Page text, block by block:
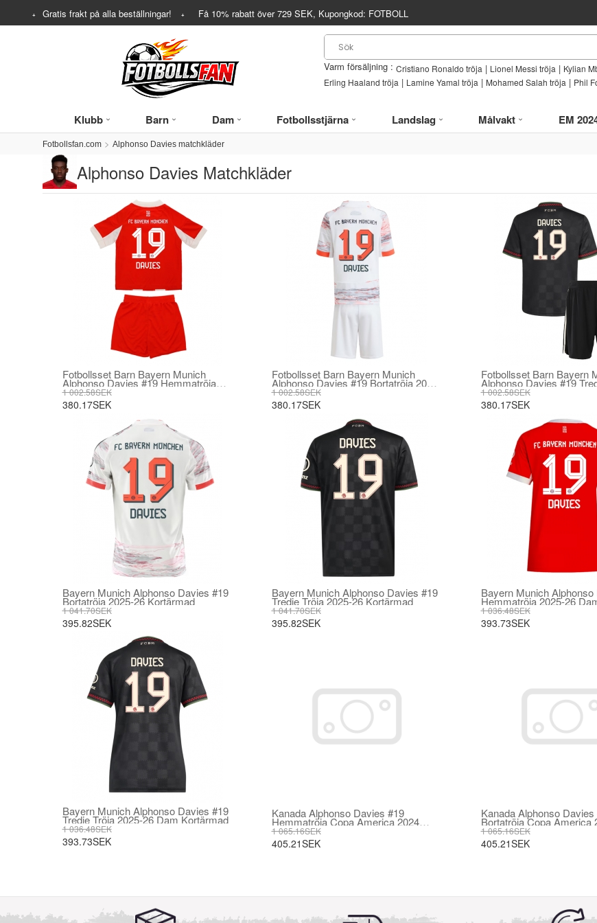
Gratis frakt på alla beställningar! Få 10% rabatt över729 SEK, Kupongkod: FOTBOLL
Varm försäljning : Cristiano Ronaldo tröja | Lionel Messi tröja | Kylian
Erling Haaland tröja | Lamine Yamal tröja | Mohamed Salah tröja | Phil
Klubb Barn Dam Fotbollsstjärna Landslag Målvakt EM
Fotbollsfan.com Alphonso Davies matchkläder
Alphonso Davies Matchkläder
Fotbollsset Barn Bayern Munich
Alphonso Davies #19 Hemmatröja
2025-26 Mini-Kit Kortärmad (+ korta
byxor)
1 002.58SEK
380.17SEK
Fotbollsset Barn Bayern Munich
Alphonso Davies #19 Bortatröja 2025-
26 Mini-Kit Kortärmad (+ korta byxor)
1 002.58SEK
380.17SEK
Fotbollsset Barn Bayern
Alphonso Davies #19
2025-26 Mini-Kit
byxor)
1 002.58SEK
380.17SEK
Bayern Munich Alphonso Davies #19
Bortatröja 2025-26 Kortärmad
1 041.70SEK
395.82SEK
Bayern Munich Alphonso Davies #19
Tredje Tröja 2025-26 Kortärmad
1 041.70SEK
395.82SEK
Bayern Munich
Hemmatröja 2025-26
1 036.48SEK
393.73SEK
Bayern Munich Alphonso Davies #19
Tredje Tröja 2025-26 Dam Kortärmad
1 036.48SEK
393.73SEK
Kanada Alphonso Davies #19
Hemmatröja Copa America 2024
Kortärmad
1 065.16SEK
405.21SEK
Kanada Alphonso Davies
Bortatröja Copa America
Kortärmad
1 065.16SEK
405.21SEK